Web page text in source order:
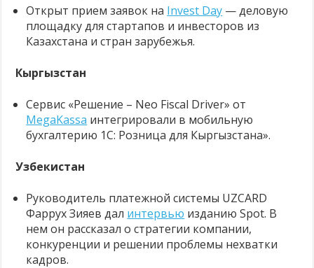
Открыт прием заявок на Invest Day — деловую
площадку для стартапов и инвесторов из
Казахстана и стран зарубежья.
Кыргызстан
Сервис «Решение – Neo Fiscal Driver» от
MegaKassa интегрировали в мобильную
бухгалтерию 1С: Розница для Кыргызстана».
Узбекистан
Руководитель платежной системы UZCARD
Фаррух Зияев дал интервью изданию Spot. В
нем он рассказал о стратегии компании,
конкуренции и решении проблемы нехватки
кадров.